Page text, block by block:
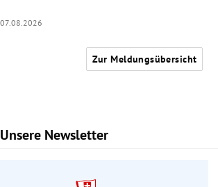
07.08.2026
Zur Meldungsübersicht
Unsere Newsletter
Slide 1 von 9